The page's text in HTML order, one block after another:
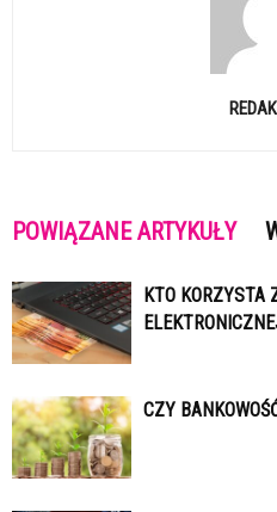
POWIĄZANE ARTYKUŁY
KTO KORZYSTA
CZY